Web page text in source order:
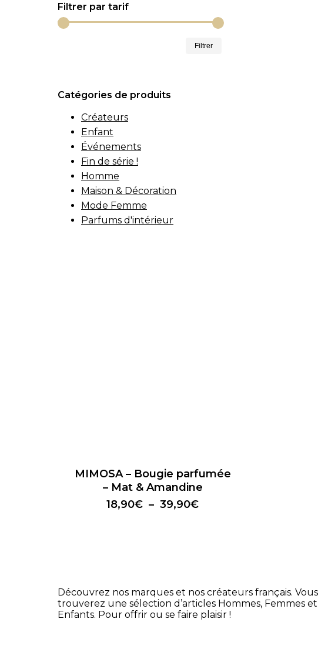
Filtrer par tarif
Filtrer
Catégories de produits
Créateurs
Enfant
Événements
Fin de série !
Homme
Maison & Décoration
Mode Femme
Parfums d'intérieur
variations.
MIMOSA – Bougie parfumée
– Mat & Amandine
18,90€ – 39,90€Plage
Découvrez nos marques et nos créateurs français. Vous
trouverez une sélection d’articles Hommes, Femmes et
Enfants. Pour offrir ou se faire plaisir !